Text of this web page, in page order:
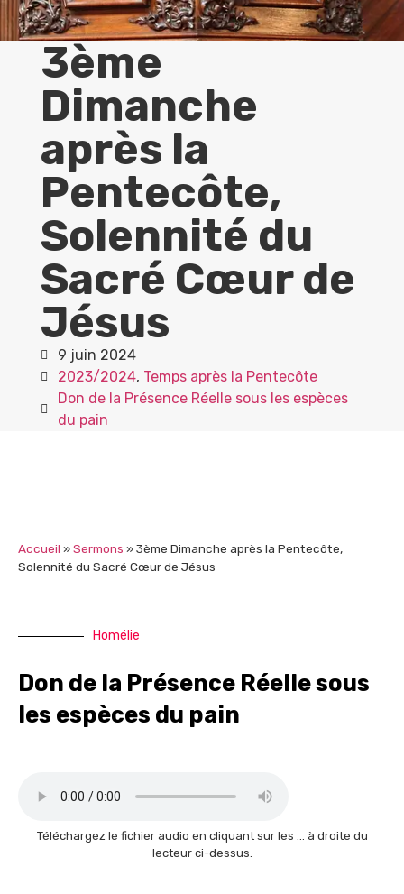
3ème
Dimanche
après la
Pentecôte,
Solennité du
Sacré Cœur de
Jésus
9 juin 2024
2023/2024, Temps après la Pentecôte
Don de la Présence Réelle sous les espèces
du pain
Accueil »Sermons »3ème Dimanche après la Pentecôte,
Solennité du Sacré Cœur de Jésus
Homélie
Don de la Présence Réelle sous
les espèces du pain
Téléchargez le fichier audio en cliquant sur les … à droite du
lecteur ci-dessus.